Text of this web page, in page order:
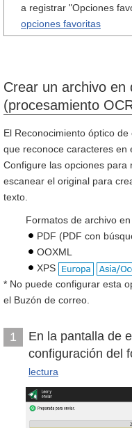
a registrar "Opciones
opciones favoritas
Crear un archivo en
(procesamiento
El Reconocimiento óptico
que reconoce caracteres en
Configure las opciones para
escanear el original para
texto.
Formatos de archivo
PDF (PDF con
OOXML
XPS
* No puede configurar esta
el Buzón de correo.
1
En la pantalla de
configuración del
lectura